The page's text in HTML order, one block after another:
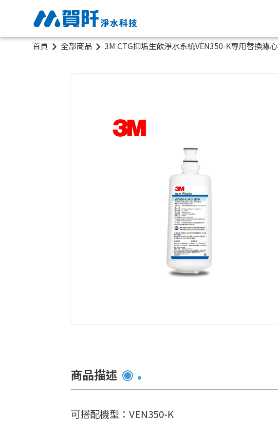
首頁 全部商品 3M CTG抑垢生飲淨水系統VEN350-K專用替換濾心
商品描述
可搭配機型：VEN350-K